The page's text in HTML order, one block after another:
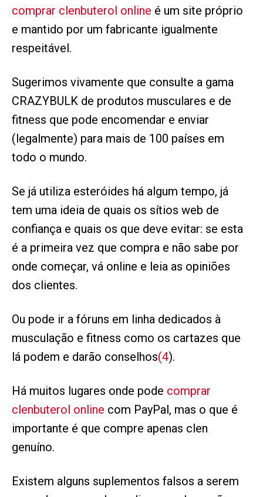
comprar clenbuterol online é um site próprio
e mantido por um fabricante igualmente
respeitável.
Sugerimos vivamente que consulte a gama
CRAZYBULK de produtos musculares e de
fitness que pode encomendar e enviar
(legalmente) para mais de 100 países em
todo o mundo.
Se já utiliza esteróides há algum tempo, já
tem uma ideia de quais os sítios web de
confiança e quais os que deve evitar: se esta
é a primeira vez que compra e não sabe por
onde começar, vá online e leia as opiniões
dos clientes.
Ou pode ir a fóruns em linha dedicados à
musculação e fitness como os cartazes que
lá podem e darão conselhos(4).
Há muitos lugares onde pode comprar
clenbuterol online com PayPal, mas o que é
importante é que compre apenas clen
genuíno.
Existem alguns suplementos falsos a serem